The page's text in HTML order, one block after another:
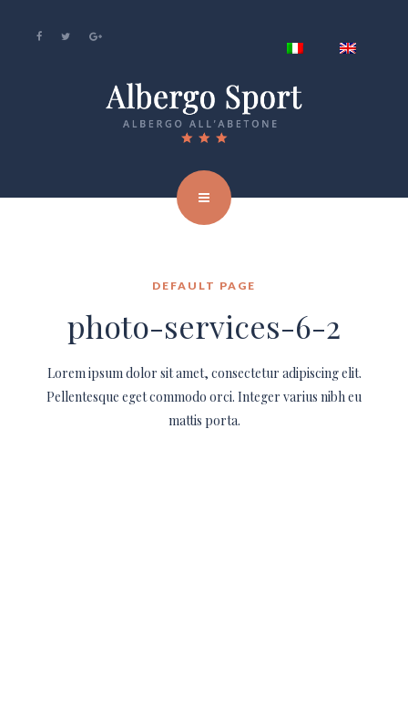
DEFAULT PAGE
photo-services-6-2
Lorem ipsum dolor sit amet, consectetur adipiscing elit.
Pellentesque eget commodo orci. Integer varius nibh eu
mattis porta.